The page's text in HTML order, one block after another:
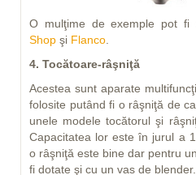
O mulţime de exemple pot
Shop şi Flanco
4. Tocătoare-râşniţă
Acestea sunt aparate
folosite putând fi o râşniţă de
unele modele tocătorul şi
Capacitatea lor este în jurul a
o râşniţă este bine dar pentru
fi dotate şi cu un vas de blender.